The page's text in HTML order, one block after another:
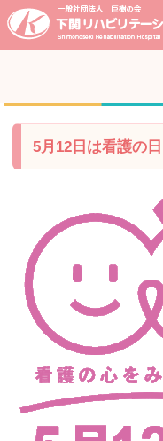
5月12日は看護の日